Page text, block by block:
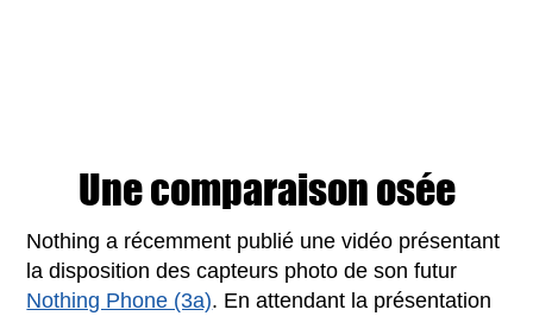
Une comparaison osée
Nothing a récemment publié une vidéo présentant
la disposition des capteurs photo de son futur
Nothing Phone (3a). En attendant la présentation